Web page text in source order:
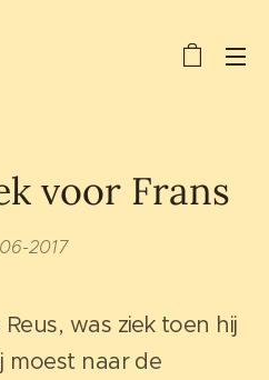
voor Frans
2017
was ziek toen hij
moest naar de